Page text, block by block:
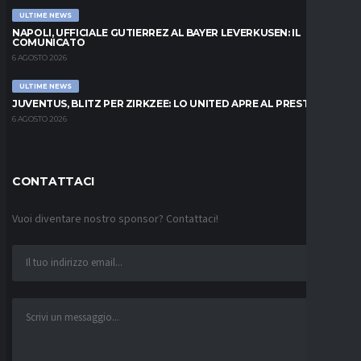
ULTIME NEWS
NAPOLI, UFFICIALE GUTIERREZ AL BAYER LEVERKUSEN: IL
COMUNICATO
6 AGOSTO 2026
ULTIME NEWS
JUVENTUS, BLITZ PER ZIRKZEE: LO UNITED APRE AL PRESTITO
6 AGOSTO 2026
CONTATTACI
Vuoi diventare nostro sponsor? Contattaci!